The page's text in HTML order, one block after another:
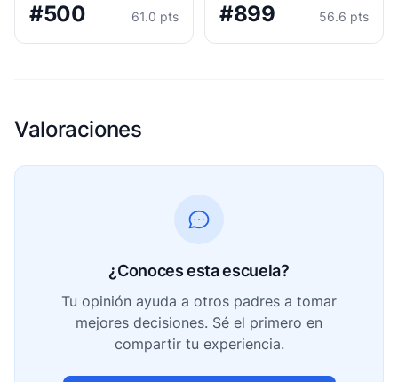
#500 61.0 pts #899 56.6 pts
Valoraciones
¿Conoces esta escuela?
Tu opinión ayuda a otros padres a tomar
mejores decisiones. Sé el primero en
compartir tu experiencia.